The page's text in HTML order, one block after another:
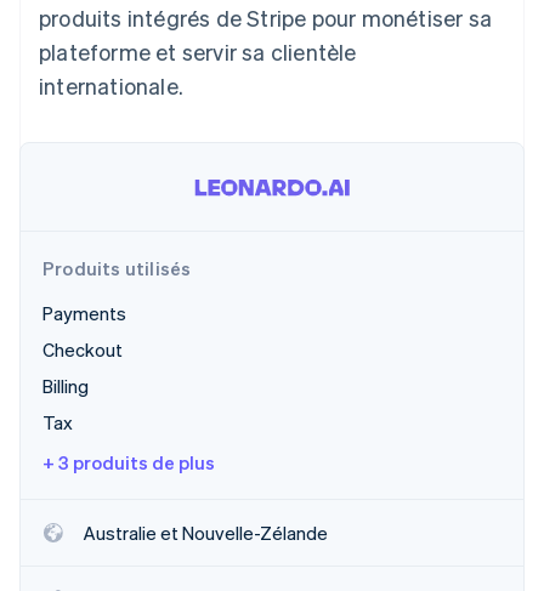
Atlas
Constitution d'une entreprise
Climate
Identity
Stripe Sessions 2026
Découvrez comment Stripe construit l’infrastructure
l’IA.
Commerce de détail
Stripe App Marketplace
État des API
produits intégrés de Stripe pour monétiser sa
plateforme et servir sa clientèle
internationale.
Produits utilisés
Payments
Checkout
Billing
Tax
+ 3 produits de plus
Australie et Nouvelle-Zélande